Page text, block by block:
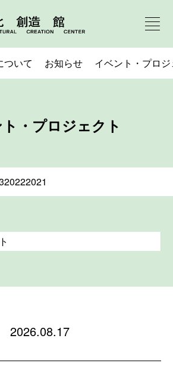
ついて お知らせ イベント・プロ
・プロジェクト
20222021
2026.08.17